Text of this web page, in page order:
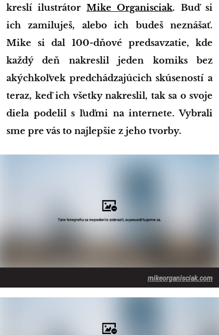
kreslí ilustrátor Mike Organisciak. Buď si
ich zamiluješ, alebo ich budeš neznášať.
Mike si dal 100-dňové predsavzatie, kde
každý deň nakreslil jeden komiks bez
akýchkoľvek predchádzajúcich skúseností a
teraz, keď ich všetky nakreslil, tak sa o svoje
diela podelil s ľuďmi na internete. Vybrali
sme pre vás to najlepšie z jeho tvorby.
mikeorganisciak.com